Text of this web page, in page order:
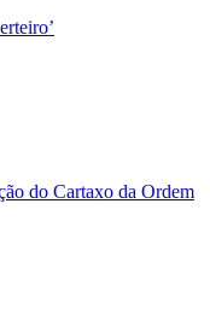
do Cartaxo da Ordem